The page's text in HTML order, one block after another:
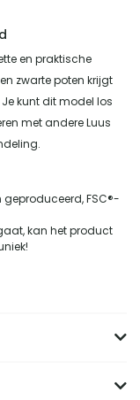
en praktische
zwarte poten krijgt
kunt dit model los
met andere Luus
FSC®-
kan het product